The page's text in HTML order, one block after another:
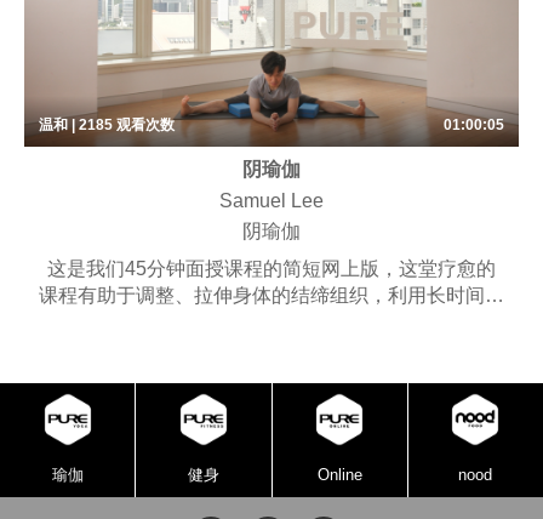
温和 | 2185 观看次数 01:00:05
阴瑜伽
Samuel Lee
阴瑜伽
这是我们45分钟面授课程的简短网上版，这堂疗愈的
课程有助于调整、拉伸身体的结缔组织，利用长时间停
瑜伽 健身 Online nood